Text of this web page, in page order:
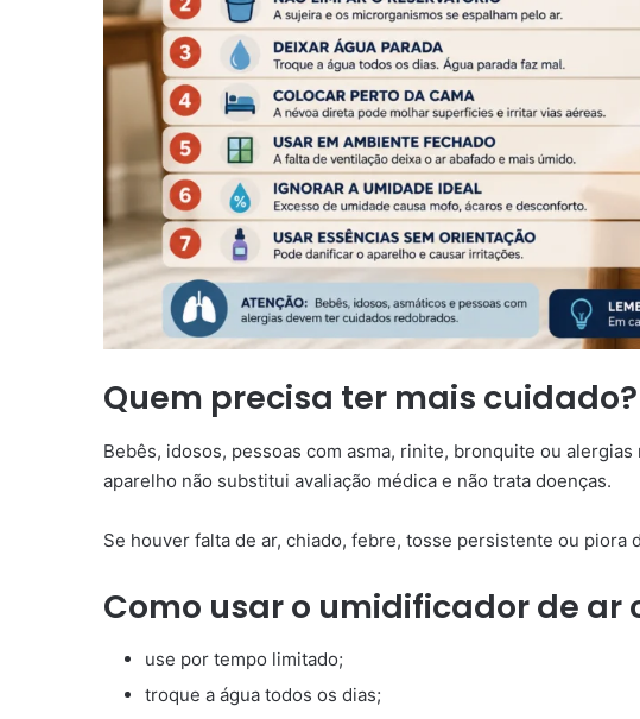
Quem precisa ter mais cuidado?
Bebês, idosos, pessoas com asma, rinite, bronquite ou
aparelho não substitui avaliação médica e não trata doenças.
Se houver falta de ar, chiado, febre, tosse persistente ou piora
Como usar o umidificador de ar
use por tempo limitado;
troque a água todos os dias;